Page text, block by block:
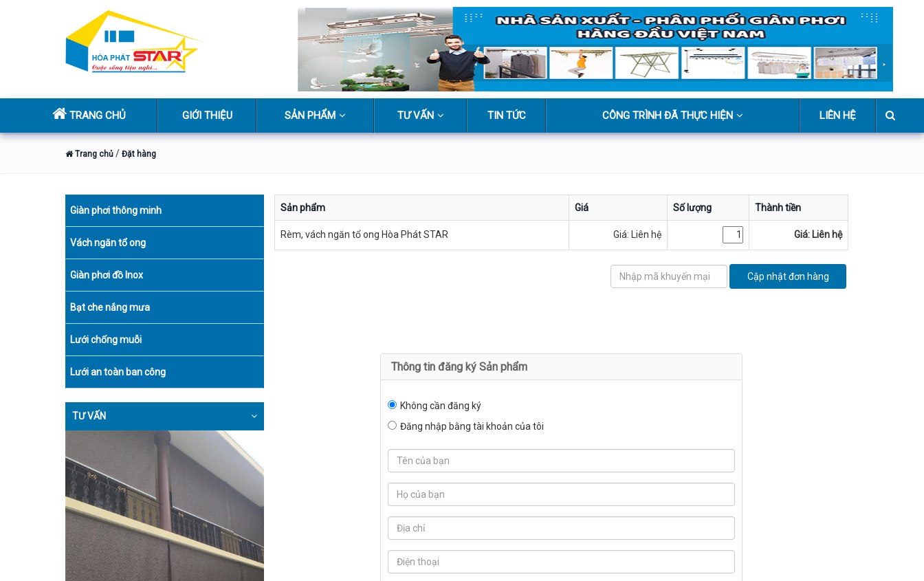
TRANG CHỦ GIỚI THIỆU SẢN PHẨM TƯ VẤN TIN TỨC CÔNG TRÌNH ĐÃ THỰC HIỆN LIÊN HỆ
Trang chủ / Đặt hàng
Sản phẩm Giá Số lượng Thành tiền
Rèm, vách ngăn tổ ong Hòa Phát STAR Giá: Liên hệ Giá: Liên hệ
Thông tin đăng ký Sản phẩm
Không cần đăng ký
Đăng nhập bằng tài khoản của tôi
Giàn phơi thông minh
Vách ngăn tổ ong
Giàn phơi đồ Inox
Bạt che nắng mưa
Lưới chống muỗi
Lưới an toàn ban công
TƯ VẤN